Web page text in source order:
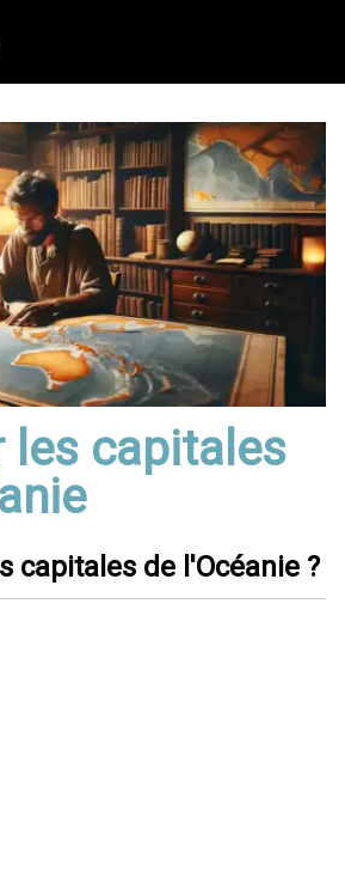
les capitales
capitales de l'Océanie ?